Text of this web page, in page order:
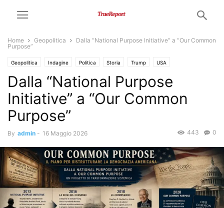
Home Geopolitica
Dalla “National Purpose Initiative” a “Our Common
Purpose”
Geopolitica Indagine Politica Storia Trump USA
Dalla “National Purpose
Initiative” a “Our Common
Purpose”
By admin - 16 Maggio 2026 0
443